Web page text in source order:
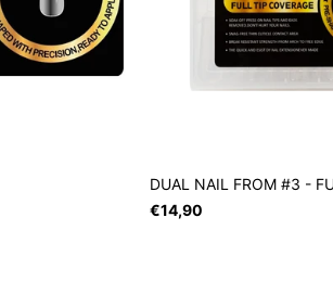
DUAL NAIL FROM #3 -
€14,90